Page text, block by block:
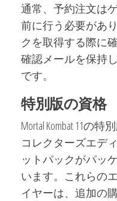
通常、予約注文は
前に行う必要があ
クを取得する際に
確認メールを保持
です。
特別版の資格
Mortal Kombat 11の
コレクターズエデ
ットパックがパッ
います。これらの
イヤーは、追加の